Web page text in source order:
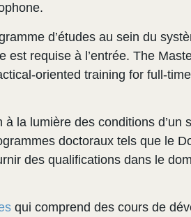
d’études au sein du
requise à l’entrée. The
oriented training for full-
la lumière des conditions d’un
doctoraux tels que le
des qualifications dans le
qui comprend des cours de